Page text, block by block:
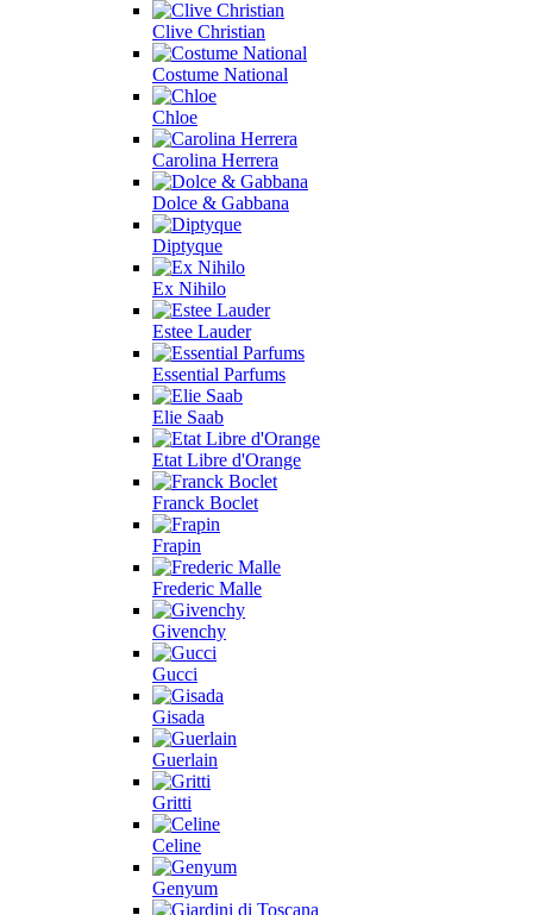
Clive Christian
Costume National
Chloe
Carolina Herrera
Dolce & Gabbana
Diptyque
Ex Nihilo
Estee Lauder
Essential Parfums
Elie Saab
Etat Libre d'Orange
Franck Boclet
Frapin
Frederic Malle
Givenchy
Gucci
Gisada
Guerlain
Gritti
Celine
Genyum